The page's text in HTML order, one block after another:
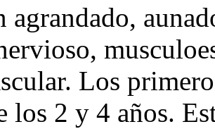
agrandado,
Los
los 2 y 4 años.